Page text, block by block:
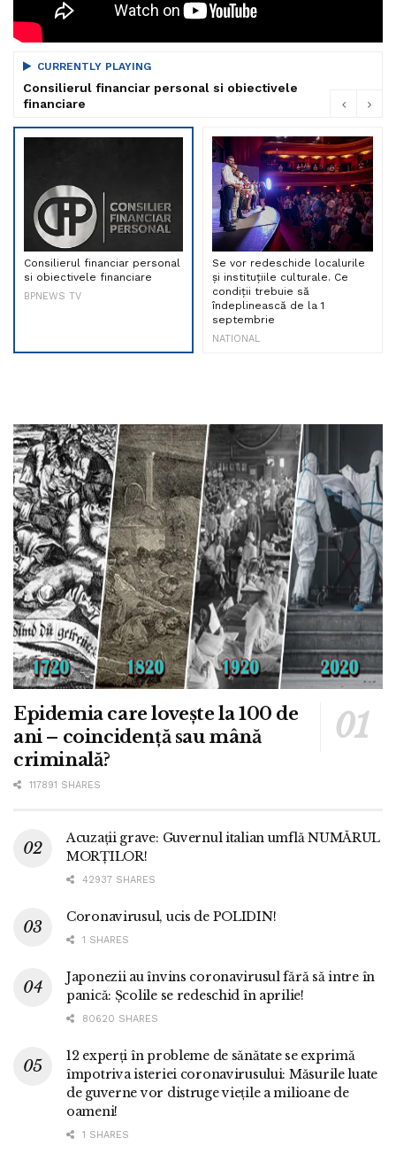
CURRENTLY PLAYING
Consilierul financiar personal si obiectivele
financiare
Consilierul financiar personal
si obiectivele financiare
BPNEWS TV
Se vor redeschide localurile
și instituțiile culturale. Ce
condiții trebuie să
îndeplinească de la 1
septembrie
NATIONAL
Epidemia care lovește la 100 de
ani – coincidență sau mână
criminală?
117891 SHARES
Acuzații grave: Guvernul italian umflă NUMĂRUL
MORȚILOR!
42937 SHARES
Coronavirusul, ucis de POLIDIN!
1 SHARES
Japonezii au învins coronavirusul fără să intre în
panică: Școlile se redeschid în aprilie!
80620 SHARES
12 experți în probleme de sănătate se exprimă
împotriva isteriei coronavirusului: Măsurile luate
de guverne vor distruge viețile a milioane de
oameni!
1 SHARES